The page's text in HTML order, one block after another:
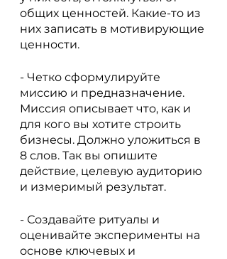
общих ценностей. Какие-то из
них записать в мотивирующие
ценности.
- Четко сформулируйте
миссию и предназначение.
Миссия описывает что, как и
для кого вы хотите строить
бизнесы. Должно уложиться в
8 слов. Так вы опишите
действие, целевую аудиторию
и измеримый результат.
- Создавайте ритуалы и
оценивайте эксперименты на
основе ключевых и